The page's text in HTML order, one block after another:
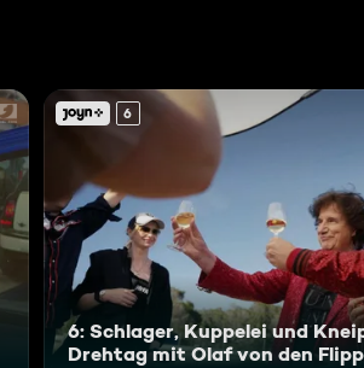
6
6: Schlager, Kuppelei und
Drehtag mit Olaf von den